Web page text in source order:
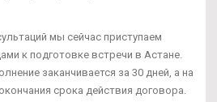
мы сейчас приступаем
к подготовке встречи в Астане.
заканчивается за 30 дней, а на
срока действия договора.